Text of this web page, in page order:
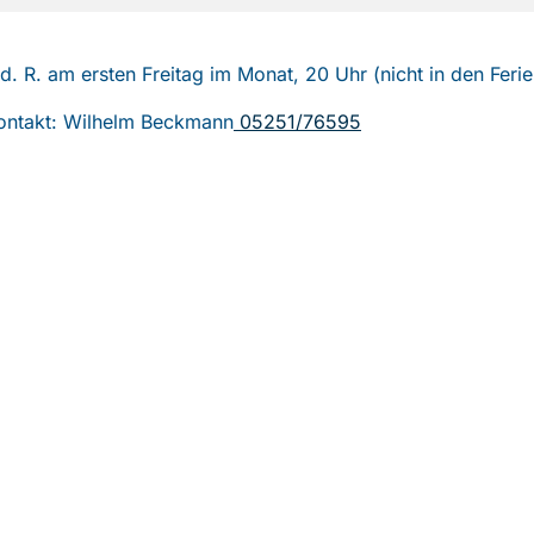
R. am ersten Freitag im Monat, 20 Uhr (nicht in den
Wilhelm Beckmann 05251/76595